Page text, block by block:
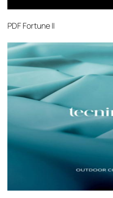
PDFFortune II